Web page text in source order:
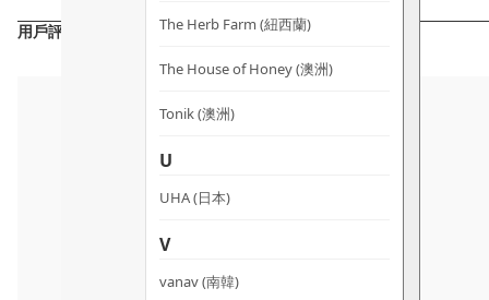
The Herb Farm (紐西蘭)
The House of Honey (澳洲)
Tonik (澳洲)
U
UHA (日本)
V
vanav (南韓)
用戶評價